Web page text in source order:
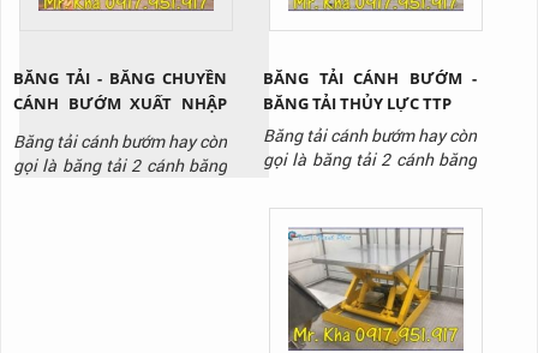
BĂNG TẢI - BĂNG CHUYỀN
CÁNH BƯỚM XUẤT NHẬP
HÀNG THỊNH THÀNH PHÁT
01
Băng tải cánh bướm hay còn
gọi là băng tải 2 cánh băng
BĂNG TẢI CÁNH BƯỚM -
BĂNG TẢI THỦY LỰC TTP
Băng tải cánh bướm hay còn
gọi là băng tải 2 cánh băng
hạ xuống một cách dễ dàng
nhờ vào hệ thống thủy lực